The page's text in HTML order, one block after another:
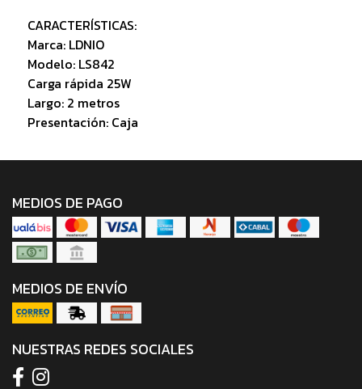
CARACTERÍSTICAS:
Marca: LDNIO
Modelo: LS842
Carga rápida 25W
Largo: 2 metros
Presentación: Caja
MEDIOS DE PAGO
MEDIOS DE ENVÍO
NUESTRAS REDES SOCIALES